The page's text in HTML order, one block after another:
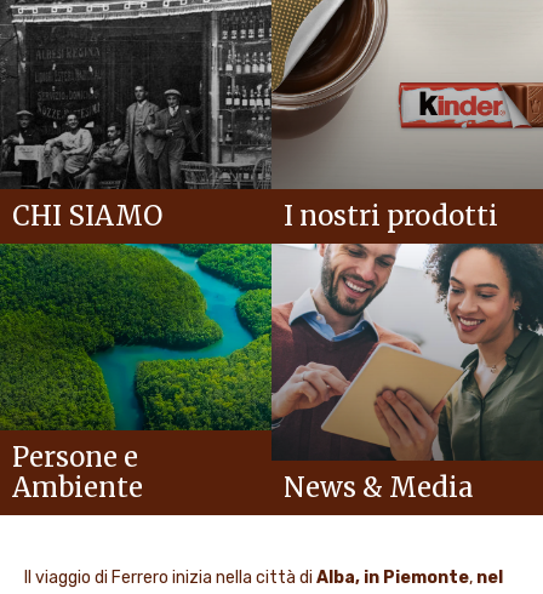
CHI SIAMO I nostri prodotti
Persone e
Ambiente
News & Media
Il viaggio di Ferrero inizia nella città di Alba, in Piemonte, nel